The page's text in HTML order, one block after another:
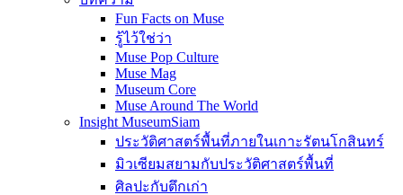
Fun Facts on Muse
รู้ไว้ใช่ว่า
Muse Pop Culture
Muse Mag
Museum Core
Muse Around The World
Insight MuseumSiam
ประวัติศาสตร์พื้นที่ภายในเกาะรัตนโกสินทร์
มิวเซียมสยามกับประวัติศาสตร์พื้นที่
ศิลปะกับตึกเก่า